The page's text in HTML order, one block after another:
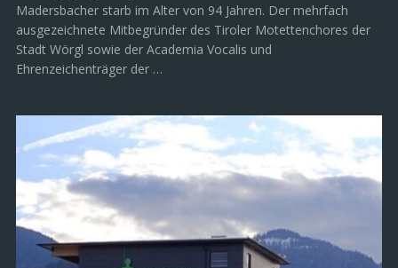
Madersbacher starb im Alter von 94 Jahren. Der mehrfach
ausgezeichnete Mitbegründer des Tiroler Motettenchores der
Stadt Wörgl sowie der Academia Vocalis und
Ehrenzeichenträger der …